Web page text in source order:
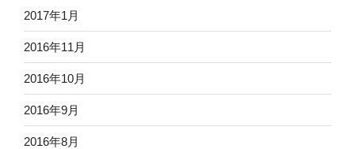
2017年1月
2016年11月
2016年10月
2016年9月
2016年8月